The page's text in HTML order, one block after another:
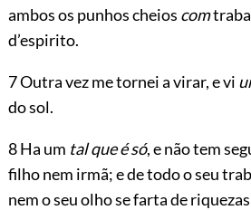
ambos os punhos cheios com
d’espirito.
7 Outra vez me tornei a virar, e vi
do sol.
8 Ha um tal que é só, e não tem
filho nem irmã; e de todo o seu
nem o seu olho se farta de